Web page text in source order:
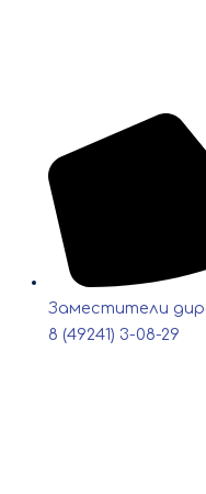
Заместители
8 (49241) 3-08-29